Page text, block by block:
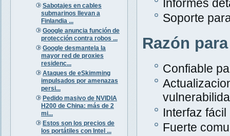
Sabotajes en cables
submarinos llevan a
Finlandia ...
Google anuncia función de
protección contra robos ...
Google desmantela la
mayor red de proxies
residenc...
Ataques de eSkimming
impulsados por amenazas
persi...
Pedido masivo de NVIDIA
H200 de China: más de 2
mi...
Estos son los precios de
los portátiles con Intel ...
Informes
Soporte
Razón
Confiable
Interfaz
Fuerte